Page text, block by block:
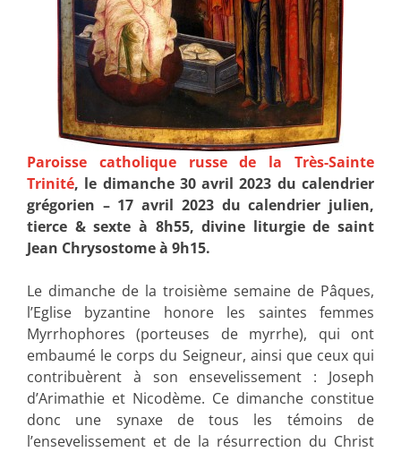
Paroisse catholique russe de la Très-Sainte
Trinité, le dimanche 30 avril 2023 du calendrier
grégorien – 17 avril 2023 du calendrier julien,
tierce & sexte à 8h55, divine liturgie de saint
Jean Chrysostome à 9h15.
Le dimanche de la troisième semaine de Pâques,
l’Eglise byzantine honore les saintes femmes
Myrrhophores (porteuses de myrrhe), qui ont
embaumé le corps du Seigneur, ainsi que ceux qui
contribuèrent à son ensevelissement : Joseph
d’Arimathie et Nicodème. Ce dimanche constitue
donc une synaxe de tous les témoins de
l’ensevelissement et de la résurrection du Christ